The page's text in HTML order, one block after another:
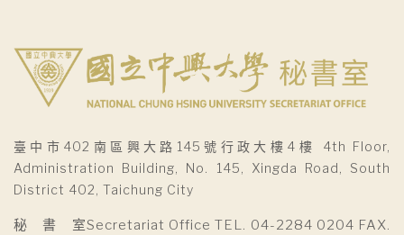
臺中市402南區興大路145號行政大樓4樓 4th Floor,
Administration Building, No. 145, Xingda Road, South
District 402, Taichung City
秘 書 室Secretariat Office TEL. 04-2284 0204 FAX.